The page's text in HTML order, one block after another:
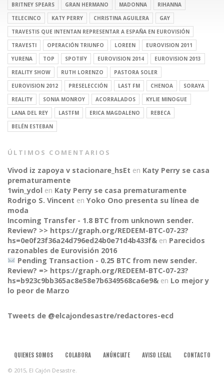
CONNECT
BRITNEY SPEARS
GRAN HERMANO MADONNA
RIHANNA
TELECINCO
KATY PERRY CHRISTINA AGUILERA
GAY
TRAVESTIS QUE INTENTAN REPRESENTAR A ESPAÑA EN EUROVISIÓN
TRAVESTI
OPERACIÓN TRIUNFO LOREEN
EUROVISION 2011
YURENA
TOP SPOTIFY EUROVISION 2014
EUROVISION 2013
REALITY SHOW
RUTH LORENZO
PASTORA SOLER
EUROVISION 2012
PRESELECCIÓN LAST FM CHENOA
SORAYA
REALITY
SONIA MONROY ACORRALADOS
KYLIE MINOGUE
LANA DEL REY
LASTFM ERICA MAGDALENO
REBECA
BELÉN ESTEBAN
ÚLTIMOS COMENTARIOS
Vivod iz zapoya v stacionare_hsEt en Katy Perry se casa
prematuramente
1win_ydol en Katy Perry se casa prematuramente
Rodrigo S. Vincent en Yoko Ono presenta su línea de
moda
Incoming Transfer - 1.8 BTC from unknown sender.
Review? >> https://graph.org/REDEEM-BTC-07-23?
hs=0e0f23f36a24d796ed24b0e71d4b433f& en Parecidos
razonables de Eurovisión 2016
Pending Transaction - 0.25 BTC from new sender.
Review? => https://graph.org/REDEEM-BTC-07-23?
hs=b923c9bb365ac8e58e7b6349568ca6e9& en Lo mejor y
lo peor de Marzo
Tweets de @elcajondesastre/redactores-ecd
QUIENES SOMOS COLABORA ANÚNCIATE AVISO LEGAL CONTACTO
© 2015, El Cajón Desastre.